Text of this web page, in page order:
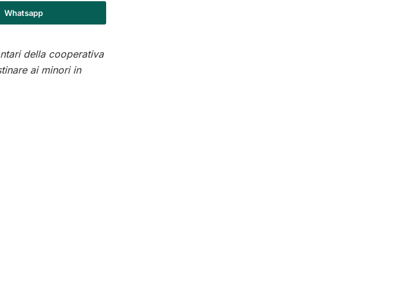
Whatsapp
della cooperativa
ai minori in